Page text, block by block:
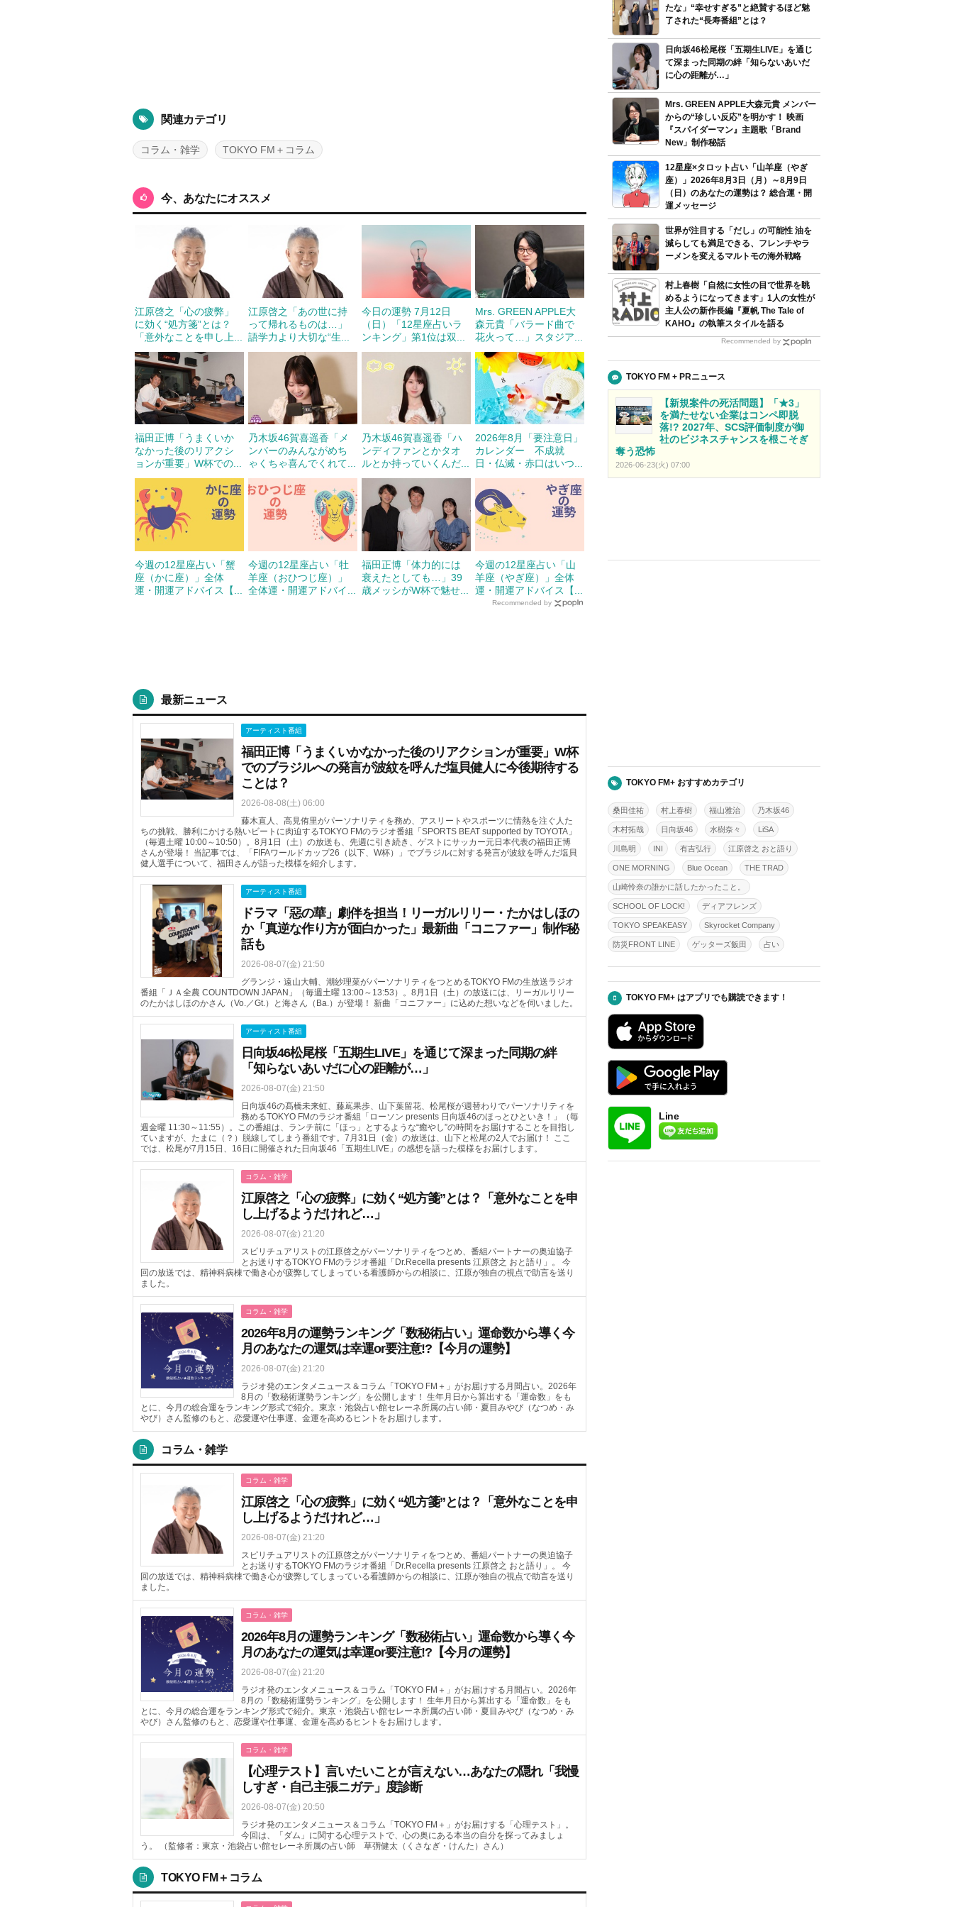
関連カテゴリ
コラム・雑学 TOKYO FM＋コラム
今、あなたにオススメ
江原啓之「心の疲弊」
に効く“処方箋”とは？
「意外なことを申し上...
江原啓之「あの世に持
って帰れるものは…」
語学力より大切な“生...
今日の運勢 7月12日
（日）「12星座占いラ
ンキング」第1位は双...
Mrs. GREEN APPLE大
森元貴「バラード曲で
花火って…」スタジア...
福田正博「うまくいか
なかった後のリアクシ
ョンが重要」W杯での...
乃木坂46賀喜遥香「メ
ンバーのみんながめち
ゃくちゃ喜んでくれて...
乃木坂46賀喜遥香「ハ
ンディファンとかタオ
ルとか持っていくんだ...
2026年8月「要注意日」
カレンダー 不成就
日・仏滅・赤口はいつ...
今週の12星座占い「蟹
座（かに座）」全体
運・開運アドバイス【...
今週の12星座占い「牡
羊座（おひつじ座）」
全体運・開運アドバイ...
福田正博「体力的には
衰えたとしても…」39
歳メッシがW杯で魅せ...
今週の12星座占い「山
羊座（やぎ座）」全体
運・開運アドバイス【...
Recommended by
最新ニュース
アーティスト番組
福田正博「うまくいかなかった後のリアクションが重要」W杯
でのブラジルへの発言が波紋を呼んだ塩貝健人に今後期待する
ことは？
2026-08-08(土) 06:00
藤木直人、高見侑里がパーソナリティを務め、アスリートやスポーツに情熱を注ぐ人た
ちの挑戦、勝利にかける熱いビートに肉迫するTOKYO FMのラジオ番組「SPORTS BEAT supported by TOYOTA」
（毎週土曜 10:00～10:50）。8月1日（土）の放送も、先週に引き続き、ゲストにサッカー元日本代表の福田正博
さんが登場！ 当記事では、「FIFAワールドカップ26（以下、W杯）」でブラジルに対する発言が波紋を呼んだ塩貝
健人選手について、福田さんが語った模様を紹介します。
アーティスト番組
ドラマ「惡の華」劇伴を担当！リーガルリリー・たかはしほの
か「真逆な作り方が面白かった」最新曲「コニファー」制作秘
話も
2026-08-07(金) 21:50
グランジ・遠山大輔、潮紗理菜がパーソナリティをつとめるTOKYO FMの生放送ラジオ
番組「ＪＡ全農 COUNTDOWN JAPAN」（毎週土曜 13:00～13:53）。8月1日（土）の放送には、リーガルリリー
のたかはしほのかさん（Vo.／Gt.）と海さん（Ba.）が登場！ 新曲「コニファー」に込めた想いなどを伺いました。
アーティスト番組
日向坂46松尾桜「五期生LIVE」を通じて深まった同期の絆
「知らないあいだに心の距離が…」
2026-08-07(金) 21:50
日向坂46の髙橋未来虹、藤嶌果歩、山下葉留花、松尾桜が週替わりでパーソナリティを
務めるTOKYO FMのラジオ番組「ローソン presents 日向坂46のほっとひといき！」（毎
週金曜 11:30～11:55）。この番組は、ランチ前に「ほっ」とするような“癒やし”の時間をお届けすることを目指し
ていますが、たまに（？）脱線してしまう番組です。7月31日（金）の放送は、山下と松尾の2人でお届け！ ここ
では、松尾が7月15日、16日に開催された日向坂46「五期生LIVE」の感想を語った模様をお届けします。
コラム・雑学
江原啓之「心の疲弊」に効く“処方箋”とは？「意外なことを申
し上げるようだけれど…」
2026-08-07(金) 21:20
スピリチュアリストの江原啓之がパーソナリティをつとめ、番組パートナーの奥迫協子
とお送りするTOKYO FMのラジオ番組「Dr.Recella presents 江原啓之 おと語り」。 今
回の放送では、精神科病棟で働き心が疲弊してしまっている看護師からの相談に、江原が独自の視点で助言を送り
ました。
コラム・雑学
2026年8月の運勢ランキング「数秘術占い」運命数から導く今
月のあなたの運気は幸運or要注意!?【今月の運勢】
2026-08-07(金) 21:20
ラジオ発のエンタメニュース＆コラム「TOKYO FM＋」がお届けする月間占い。2026年
8月の「数秘術運勢ランキング」を公開します！ 生年月日から算出する「運命数」をも
とに、今月の総合運をランキング形式で紹介。東京・池袋占い館セレーネ所属の占い師・夏目みやび（なつめ・み
やび）さん監修のもと、恋愛運や仕事運、金運を高めるヒントをお届けします。
コラム・雑学
コラム・雑学
江原啓之「心の疲弊」に効く“処方箋”とは？「意外なことを申
し上げるようだけれど…」
2026-08-07(金) 21:20
スピリチュアリストの江原啓之がパーソナリティをつとめ、番組パートナーの奥迫協子
とお送りするTOKYO FMのラジオ番組「Dr.Recella presents 江原啓之 おと語り」。 今
回の放送では、精神科病棟で働き心が疲弊してしまっている看護師からの相談に、江原が独自の視点で助言を送り
ました。
コラム・雑学
2026年8月の運勢ランキング「数秘術占い」運命数から導く今
月のあなたの運気は幸運or要注意!?【今月の運勢】
2026-08-07(金) 21:20
ラジオ発のエンタメニュース＆コラム「TOKYO FM＋」がお届けする月間占い。2026年
8月の「数秘術運勢ランキング」を公開します！ 生年月日から算出する「運命数」をも
とに、今月の総合運をランキング形式で紹介。東京・池袋占い館セレーネ所属の占い師・夏目みやび（なつめ・み
やび）さん監修のもと、恋愛運や仕事運、金運を高めるヒントをお届けします。
コラム・雑学
【心理テスト】言いたいことが言えない…あなたの隠れ「我慢
しすぎ・自己主張ニガテ」度診断
2026-08-07(金) 20:50
ラジオ発のエンタメニュース＆コラム「TOKYO FM＋」がお届けする「心理テスト」。
今回は、「ダム」に関する心理テストで、心の奥にある本当の自分を探ってみましょ
う。 （監修者：東京・池袋占い館セレーネ所属の占い師 草彅健太（くさなぎ・けんた）さん）
TOKYO FM＋コラム
たな」“幸せすぎる”と絶賛するほど魅
了された“長寿番組”とは？
日向坂46松尾桜「五期生LIVE」を通じ
て深まった同期の絆「知らないあいだ
に心の距離が…」
Mrs. GREEN APPLE大森元貴 メンバー
からの“珍しい反応”を明かす！ 映画
『スパイダーマン』主題歌「Brand
New」制作秘話
12星座×タロット占い「山羊座（やぎ
座）」2026年8月3日（月）～8月9日
（日）のあなたの運勢は？ 総合運・開
運メッセージ
世界が注目する「だし」の可能性 油を
減らしても満足できる、フレンチやラ
ーメンを変えるマルトモの海外戦略
村上春樹「自然に女性の目で世界を眺
めるようになってきます」1人の女性が
主人公の新作長編『夏帆 The Tale of
KAHO』の執筆スタイルを語る
Recommended by
TOKYO FM + PRニュース
【新規案件の死活問題】「★3」
を満たせない企業はコンペ即脱
落!? 2027年、SCS評価制度が御
社のビジネスチャンスを根こそぎ
奪う恐怖
2026-06-23(火) 07:00
TOKYO FM+ おすすめカテゴリ
桑田佳祐 村上春樹 福山雅治 乃木坂46
木村拓哉 日向坂46 水樹奈々 LiSA
川島明 INI 有吉弘行 江原啓之 おと語り
ONE MORNING Blue Ocean THE TRAD
山崎怜奈の誰かに話したかったこと。
SCHOOL OF LOCK! ディアフレンズ
TOKYO SPEAKEASY Skyrocket Company
防災FRONT LINE ゲッターズ飯田 占い
TOKYO FM+ はアプリでも購読できます！
Line